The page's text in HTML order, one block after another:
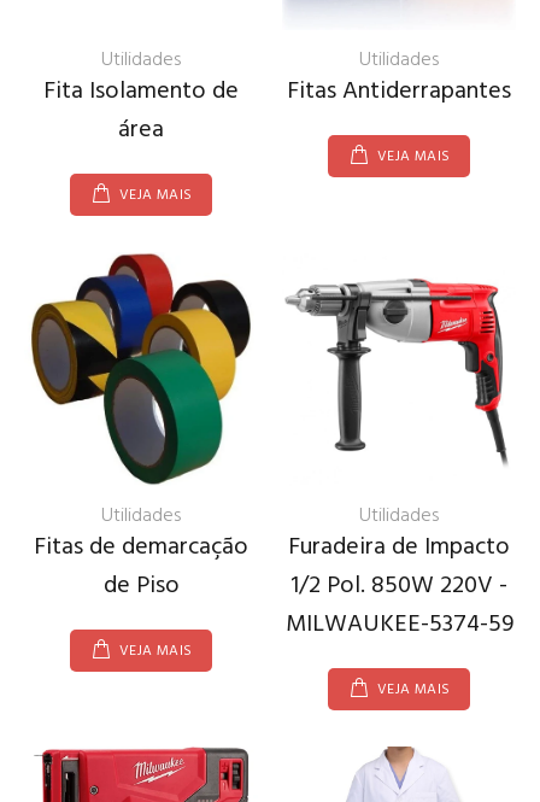
Utilidades
Fita Isolamento de
área
VEJA MAIS
Utilidades
Fitas Antiderrapantes
VEJA MAIS
Utilidades
Fitas de demarcação
de Piso
VEJA MAIS
Utilidades
Furadeira de Impacto
1/2 Pol. 850W 220V -
MILWAUKEE-5374-59
VEJA MAIS